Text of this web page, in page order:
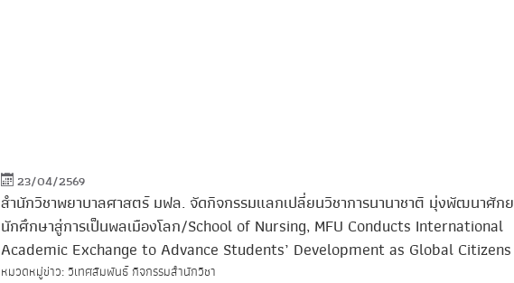
23/04/2569
สำนักวิชาพยาบาลศาสตร์ มฟล. จัดกิจกรรมแลกเปลี่ยนวิชาการนานาชาติ มุ่งพัฒนาศัก
นักศึกษาสู่การเป็นพลเมืองโลก/School of Nursing, MFU Conducts International
Academic Exchange to Advance Students’ Development as Global Citizens
หมวดหมู่ข่าว: วิเทศสัมพันธ์ กิจกรรมสำนักวิชา